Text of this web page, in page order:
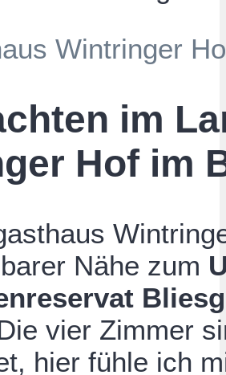
Wintringer
im
Hof im
Nähe zum
vier Zimmer
hier fühle ich